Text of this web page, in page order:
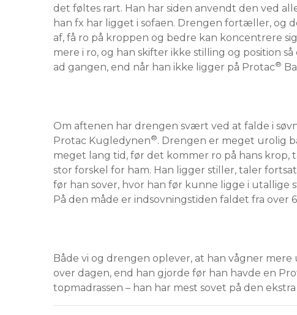
det føltes rart. Han har siden anvendt den ved
han fx har ligget i sofaen. Drengen fortæller, og
af, få ro på kroppen og bedre kan koncentrere
mere i ro, og han skifter ikke stilling og position
ad gangen, end når han ikke ligger på Protac®
Om aftenen har drengen svært ved at falde i
Protac Kugledynen®. Drengen er meget urolig
meget lang tid, før det kommer ro på hans
stor forskel for ham. Han ligger stiller, taler
før han sover, hvor han før kunne ligge i utallige
Både vi og drengen oplever, at han vågner
over dagen, end han gjorde før han havde en